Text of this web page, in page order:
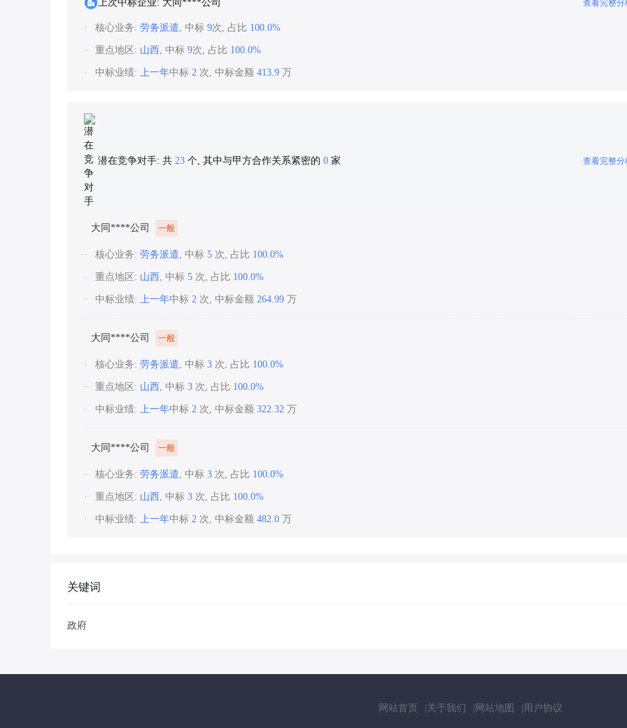
上次中标企业: 大同****公司 查看完整分
核心业务: 劳务派遣, 中标 9次, 占比 100.0%
重点地区: 山西, 中标 9次, 占比 100.0%
中标业绩: 上一年中标 2 次, 中标金额 413.9 万
潜在竞争对手: 共 23 个, 其中与甲方合作关系紧密的 0 家 查看完整分
大同****公司 一般
核心业务: 劳务派遣, 中标 5 次, 占比 100.0%
重点地区: 山西, 中标 5 次, 占比 100.0%
中标业绩: 上一年中标 2 次, 中标金额 264.99 万
大同****公司 一般
核心业务: 劳务派遣, 中标 3 次, 占比 100.0%
重点地区: 山西, 中标 3 次, 占比 100.0%
中标业绩: 上一年中标 2 次, 中标金额 322.32 万
大同****公司 一般
核心业务: 劳务派遣, 中标 3 次, 占比 100.0%
重点地区: 山西, 中标 3 次, 占比 100.0%
中标业绩: 上一年中标 2 次, 中标金额 482.0 万
关键词
政府
网站首页 关于我们 网站地图 用户协议